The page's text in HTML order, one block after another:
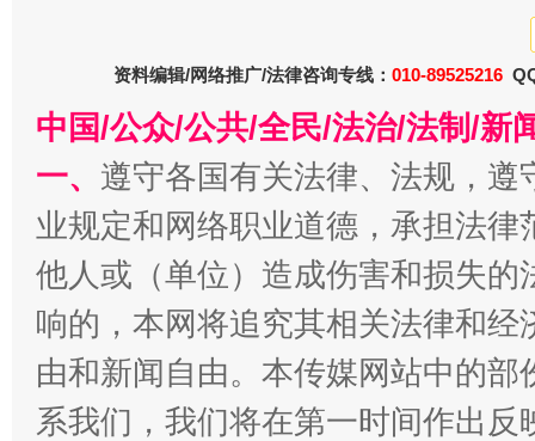
今
魏明亮
资料编辑/网络推广/法律咨询专线： 010-89525216
中国/公众/公共/全民/法治/法制/新
一、 遵守各国有关法律、法规，
业规定和网络职业道德，承担法
他人或（单位）造成伤害和损失
响的，本网将追究其相关法律和
由和新闻自由。本传媒网站中的
系我们，我们将在第一时间作出